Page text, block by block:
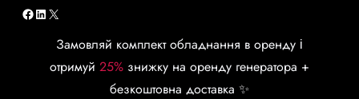
Перейти
содержимому
Facebook
LinkedIn
X
Замовляй комплект обладнання в оренду і
отримуй 25% знижку на оренду генератора +
безкоштовна доставка ✨